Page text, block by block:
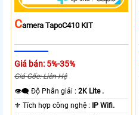
CAmera TapoC410 KIT
Giá bán: 5%-35%
Giá Gốc: Liên Hệ
👁️‍🗨 Độ Phân giải :2K Lite .
⚜️ Tích hợp công nghệ :
IP Wifi.